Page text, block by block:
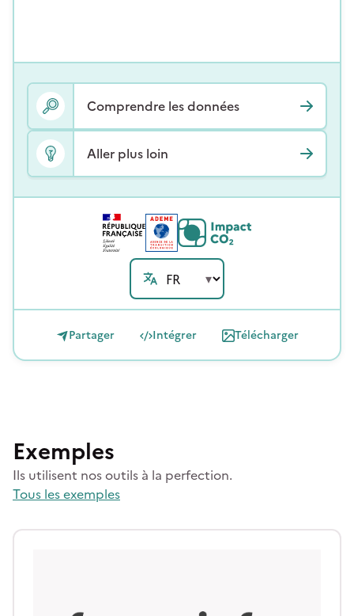
Comprendre les données
Aller plus loin
Partager Intégrer Télécharger
Exemples
Ils utilisent nos outils à la perfection.
Tous les exemples